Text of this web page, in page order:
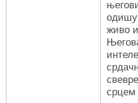
одишу
живо
срцем